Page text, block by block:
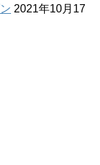
2021年10月17